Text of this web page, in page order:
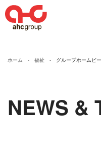
ホーム 福祉 グループホームビ
NEWS &